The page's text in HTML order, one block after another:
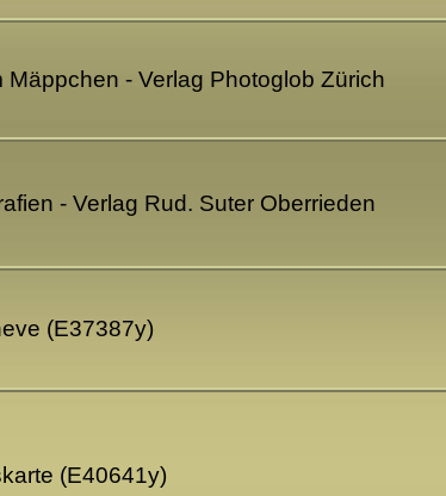
- Verlag Photoglob Zürich
- Verlag Rud. Suter Oberrieden
(E37387y)
(E40641y)